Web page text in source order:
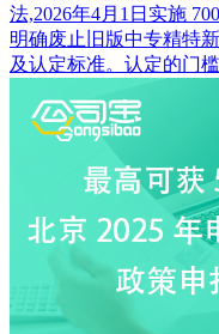
法,2026年4月1日实施
明确废止旧版中专精特
及认定标准。认定的门